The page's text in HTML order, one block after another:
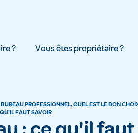
? Vous êtes propriétaire ?
PROFESSIONNEL, QUEL EST LE BON
QU'IL FAUT SAVOIR